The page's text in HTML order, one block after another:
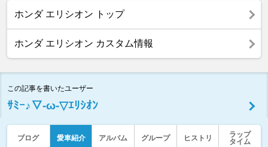
ホンダ エリシオン トップ
ホンダ エリシオン カスタム情報
この記事を書いたユーザー
ｻﾐｰ♪▽-ω-▽ｴﾘｼｵﾝ
ブログ 愛車紹介 アルバム グループ ヒストリ
ラップ
タイム